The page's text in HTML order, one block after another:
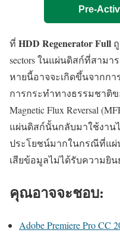
Pre-
ที่ HDD Regenerator Full
sectors ในแผ่นดิสก์ที่สาม
หายนี้อาจจะเกิดขึ้นจากกา
การกระทำทางธรรมชาติ
Magnetic Flux Reversal
แผ่นดิสก์นั้นกลับมาใช้งาน
ประโยชน์มากในกรณีที่แ
เสียข้อมูลไม่ได้รับความยิน
คุณอาจจะชอบ:
Adobe Premiere Pro CC